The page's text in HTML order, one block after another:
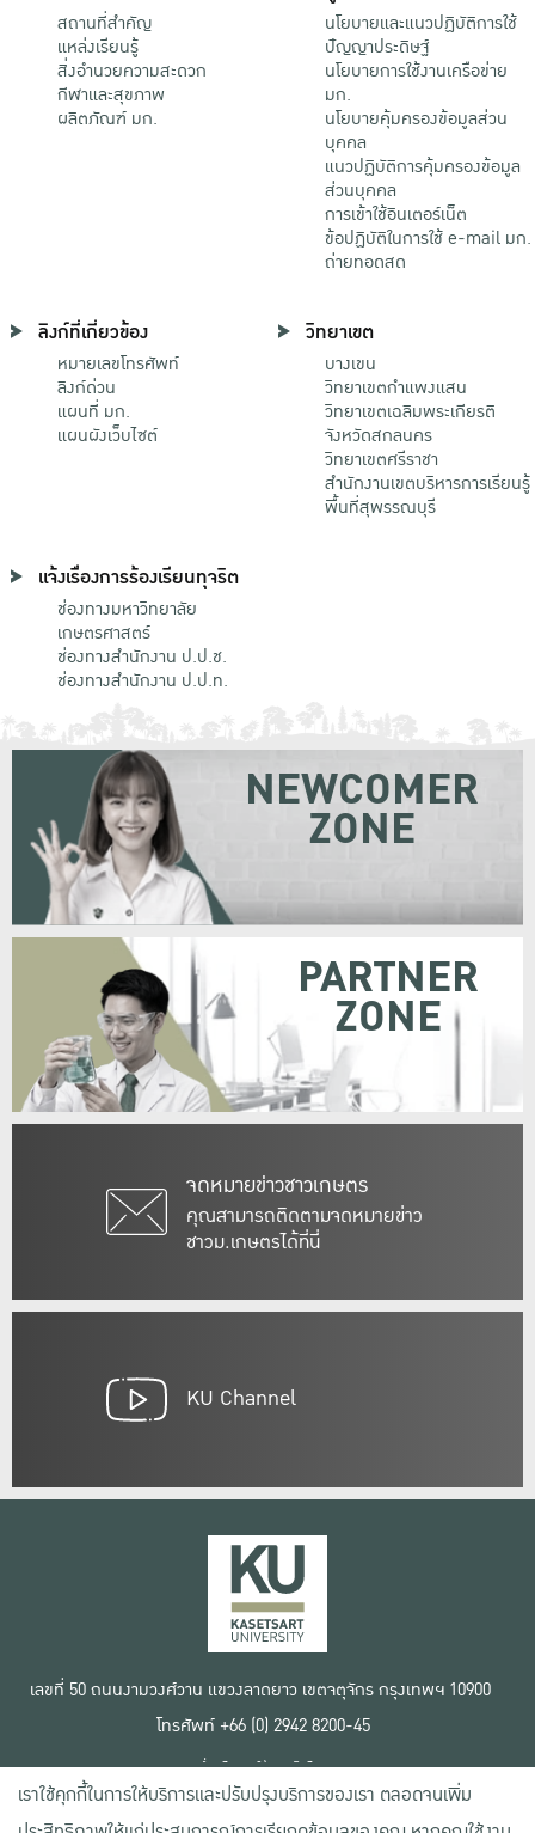
สถานที่สำคัญ
แหล่งเรียนรู้
สิ่งอำนวยความสะดวก
กีฬาและสุขภาพ
ผลิตภัณฑ์ มก.
นโยบายและแนวปฏิบัติการใช้
ปัญญาประดิษฐ์
นโยบายการใช้งานเครือข่าย
มก.
นโยบายคุ้มครองข้อมูลส่วน
บุคคล
แนวปฏิบัติการคุ้มครองข้อมูล
ส่วนบุคคล
การเข้าใช้อินเตอร์เน็ต
ข้อปฏิบัติในการใช้ e-mail มก.
ถ่ายทอดสด
ลิงก์ที่เกี่ยวข้อง
หมายเลขโทรศัพท์
ลิงก์ด่วน
แผนที่ มก.
แผนผังเว็บไซต์
วิทยาเขต
บางเขน
วิทยาเขตกําแพงแสน
วิทยาเขตเฉลิมพระเกียรติ
จังหวัดสกลนคร
วิทยาเขตศรีราชา
สำนักงานเขตบริหารการเรียนรู้
พื้นที่สุพรรณบุรี
แจ้งเรื่องการร้องเรียนทุจริต
ช่องทางมหาวิทยาลัย
เกษตรศาสตร์
ช่องทางสำนักงาน ป.ป.ช.
ช่องทางสำนักงาน ป.ป.ท.
จดหมายข่าวชาวเกษตร
คุณสามารถติดตามจดหมายข่าว
ชาวม.เกษตรได้ที่นี่
NEWCOMER
ZONE
PARTNER
ZONE
KU Channel
เลขที่ 50 ถนนงามวงศ์วาน แขวงลาดยาว เขตจตุจักร กรุงเทพฯ 10900
โทรศัพท์ +66 (0) 2942 8200-45
เงื่อนไขการใช้งานเว็บไซต์
ข้อตกลงด้านสิทธิ์ใช้งาน
นโยบายความเป็นส่วนตัว
เราใช้คุกกี้ในการให้บริการและปรับปรุงบริการของเรา ตลอดจนเพิ่ม